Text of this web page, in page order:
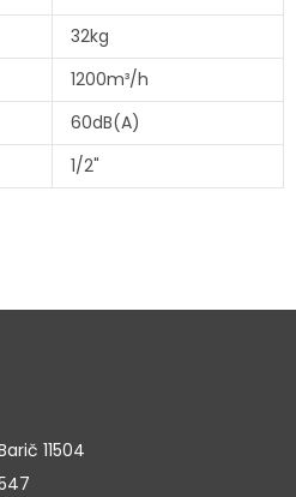
32kg
1200m³/h
60dB(A)
1/2"
11504